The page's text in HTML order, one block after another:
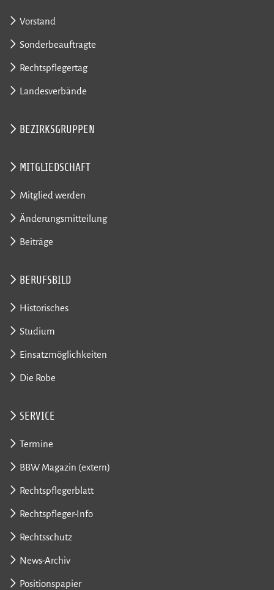
Vorstand
Sonderbeauftragte
Rechtspflegertag
Landesverbände
BEZIRKSGRUPPEN
MITGLIEDSCHAFT
Mitglied werden
Änderungsmitteilung
Beiträge
BERUFSBILD
Historisches
Studium
Einsatzmöglichkeiten
Die Robe
SERVICE
Termine
BBW Magazin (extern)
Rechtspflegerblatt
Rechtspfleger-Info
Rechtsschutz
News-Archiv
Positionspapier